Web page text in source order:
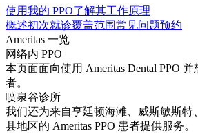
使用我的 PPO了解其工作原理
概述初次就诊覆盖范围常见问题预约
Ameritas 一览
网络内 PPO
本页面面向使用 Ameritas Dental PPO
者。
喷泉谷诊所
我们还为来自亨廷顿海滩、威斯敏斯特
县地区的 Ameritas PPO 患者提供服务。